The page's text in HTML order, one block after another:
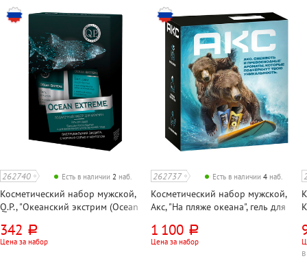
262740 Есть в наличии 2 наб.
Косметический набор мужской,
Q.P., "Океанский экстрим (Ocean
200мл+бальзам после бритья
80мл
342 руб.
Цена за набор
262737 Есть в наличии 4 наб.
Косметический набор мужской,
Акс, "На пляже океана", гель для
1 100 руб.
Цена за набор